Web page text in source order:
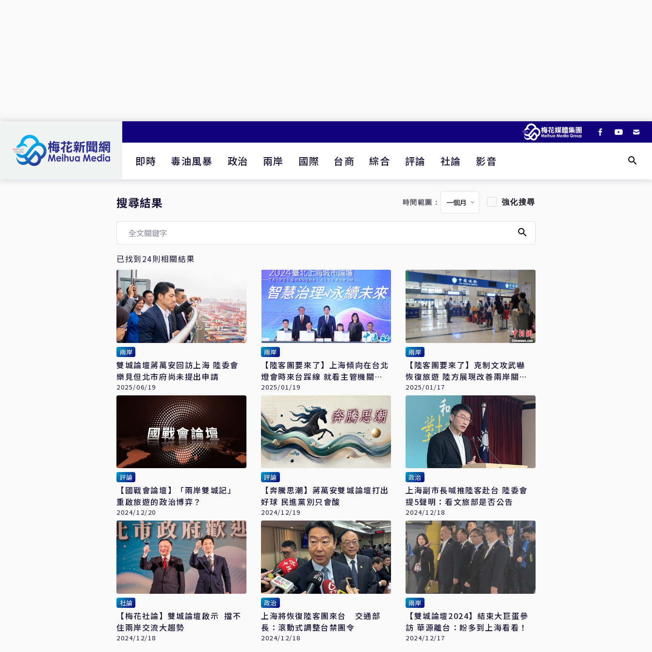
即時 毒油風暴 政治 兩岸 國際 台商 綜合 評論 社論 影音
搜尋結果 時間範圍： 強化搜尋
已找到24則相關結果
兩岸
雙城論壇蔣萬安回訪上海 陸委會
樂見但北市府尚未提出申請
2025/06/19
兩岸
【陸客團要來了】上海傾向在台北
燈會時來台踩線 就看主管機關態
度
2025/01/19
兩岸
【陸客團要來了】克制文攻武嚇
恢復旅遊 陸方展現改善兩岸關係
誠意
2025/01/17
評論
【國戰會論壇】「兩岸雙城記」
重啟旅遊的政治博弈？
2024/12/20
評論
【奔騰思潮】蔣萬安雙城論壇打出
好球 民進黨別只會酸
2024/12/19
政治
上海副市長喊推陸客赴台 陸委會
提5聲明：看文旅部是否公告
2024/12/18
社論
【梅花社論】雙城論壇啟示 擋不
住兩岸交流大趨勢
2024/12/18
政治
上海將恢復陸客團來台 交通部
長：滾動式調整台禁團令
2024/12/18
兩岸
【雙城論壇2024】結束大巨蛋參
訪 華源離台：盼多到上海看看！
2024/12/17